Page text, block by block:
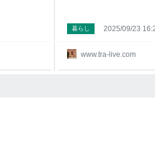
www.tra-live.com
暮らし 2025/09/23